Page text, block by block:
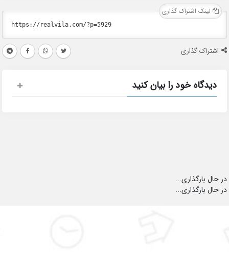
لینک اشتراک گذاری
اشتراک گذاری
دیدگاه خود را بیان کنید
در حال بارگذاری...
در حال بارگذاری...